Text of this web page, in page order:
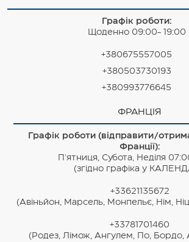
Графік роботи:
Щоденно 09:00- 19:00
+380675557005
+380503730193
+380993776645
ФРАНЦІЯ
Графік роботи (відправити/
Франції):
П'ятниця, Субота, Неділя
(згідно графіка у
+33621135672
(Авіньйон, Марсель, Монпельє, Нім,
+33781701460
(Родез, Лімож, Ангулем, По, Бордо,